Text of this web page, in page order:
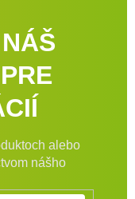
alebo
nášho